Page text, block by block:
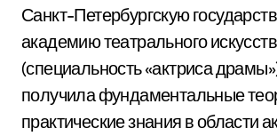
Санкт-Петербургскую
академию театрального
(специальность «актриса
получила фундаментальные
практические знания в области